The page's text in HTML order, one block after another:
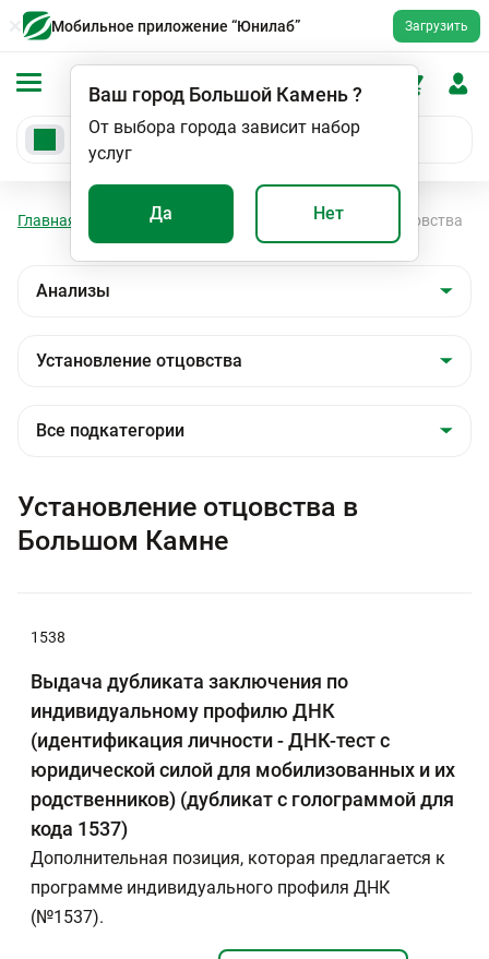
Мобильное приложение “Юнилаб” Загрузить
Ваш город Большой Камень?
От выбора города зависит набор
услуг
Да Нет
Главная Анализы Установление отцовства
Установление отцовства в
Большом Камне
1538
Выдача дубликата заключения по
индивидуальному профилю ДНК
(идентификация личности - ДНК-тест с
юридической силой для мобилизованных и их
родственников) (дубликат с голограммой для
кода 1537)
Дополнительная позиция, которая предлагается к
программе индивидуального профиля ДНК
(№1537).